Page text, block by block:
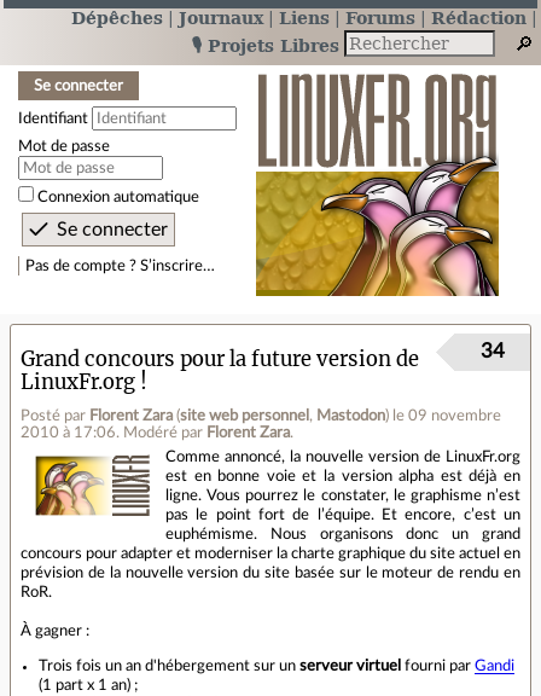
Dépêches Journaux Liens Forums
Rédaction
🎙️ Projets Libres
Se connecter
Identifiant
Mot de passe
Connexion automatique
Pas de compte ? S’inscrire…
Grand concours pour la future version de
LinuxFr.org !
Posté par Florent Zara (site web personnel , Mastodon) le 09 novembre
2010 à 17:06. Modéré par Florent Zara.
34
Comme annoncé, la nouvelle version de LinuxFr.org
est en bonne voie et la version alpha est déjà en
ligne. Vous pourrez le constater, le graphisme n’est
pas le point fort de l’équipe. Et encore, c’est un
euphémisme. Nous organisons donc un grand
concours pour adapter et moderniser la charte graphique du site actuel en
prévision de la nouvelle version du site basée sur le moteur de rendu en
RoR.
À gagner :
Trois fois un an d'hébergement sur un serveur virtuel fourni par Gandi
(1 part x 1 an) ;